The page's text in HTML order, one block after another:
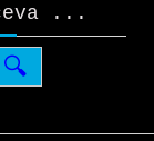
...
Search